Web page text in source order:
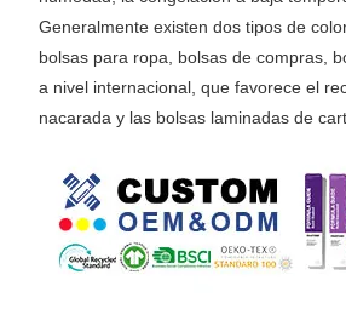
Generalmente existen dos tipos de
bolsas para ropa, bolsas de compras,
a nivel internacional, que favorece el
nacarada y las bolsas laminadas de